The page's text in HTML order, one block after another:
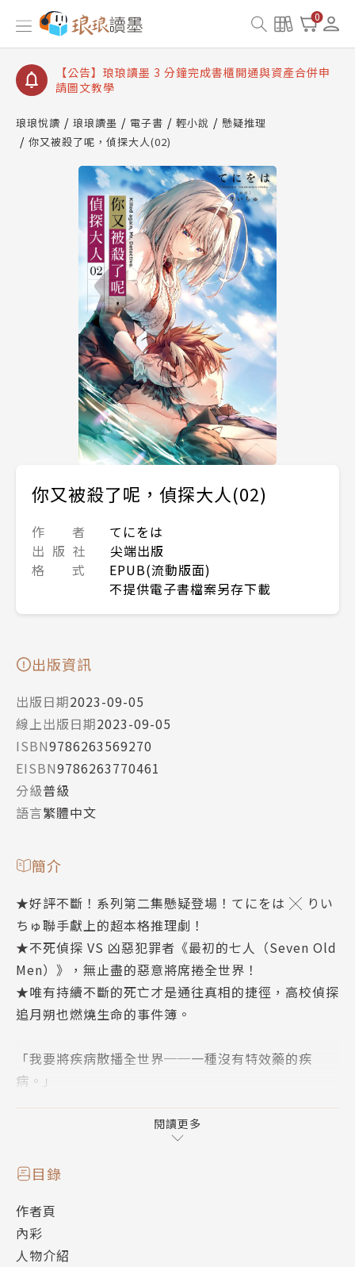
0
【公告】琅琅讀墨數位閱讀資產合併與書櫃開通申請
【公告】琅琅讀墨書櫃開通常見問題
【公告】琅琅讀墨 3 分鐘完成書櫃開通與資產合併申
請圖文教學
查詢
【公告】琅琅讀墨數位閱讀資產合併與書櫃開通申請
琅琅悅讀 琅琅讀墨 電子書 輕小說
懸疑推理
你又被殺了呢，偵探大人(02)
你又被殺了呢，偵探大人(02)
作 者
てにをは
出 版 社
尖端出版
格 式
EPUB(流動版面)
不提供電子書檔案另存下載
出版資訊
出版日期2023-09-05
線上出版日期2023-09-05
ISBN9786263569270
EISBN9786263770461
分級普級
語言繁體中文
簡介
★好評不斷！系列第二集懸疑登場！てにをは ╳ りい
ちゅ聯手獻上的超本格推理劇！
★不死偵探 VS 凶惡犯罪者《最初的七人（Seven Old
Men）》，無止盡的惡意將席捲全世界！
★唯有持續不斷的死亡才是通往真相的捷徑，高校偵探
追月朔也燃燒生命的事件簿。
「我要將疾病散播全世界──一種沒有特效藥的疾
病。」
追月朔也是一名半吊子的高中生偵探，擁有即使被殺掉
也能復活的特殊能力。每當有事件發生時不知道為什麼
總會成為被害者的他，與助手莉莉忒雅一同維護著父親
關係的凶惡犯罪者《最初的七人（Seven Old Me
n）》下落的日子。
閱讀更多
目錄
作者頁
內彩
人物介紹